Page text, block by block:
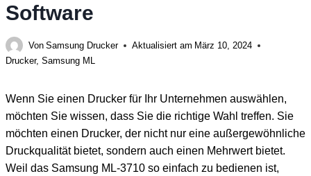
Software
Von Samsung Drucker Aktualisiert am März 10, 2024
Drucker, Samsung ML
Wenn Sie einen Drucker für Ihr Unternehmen auswählen,
möchten Sie wissen, dass Sie die richtige Wahl treffen. Sie
möchten einen Drucker, der nicht nur eine außergewöhnliche
Druckqualität bietet, sondern auch einen Mehrwert bietet.
Weil das Samsung ML-3710 so einfach zu bedienen ist,